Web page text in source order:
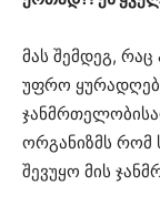
მას შემდეგ, რაც
უფრო
ორგანიზმს რომ
შევუყო მის